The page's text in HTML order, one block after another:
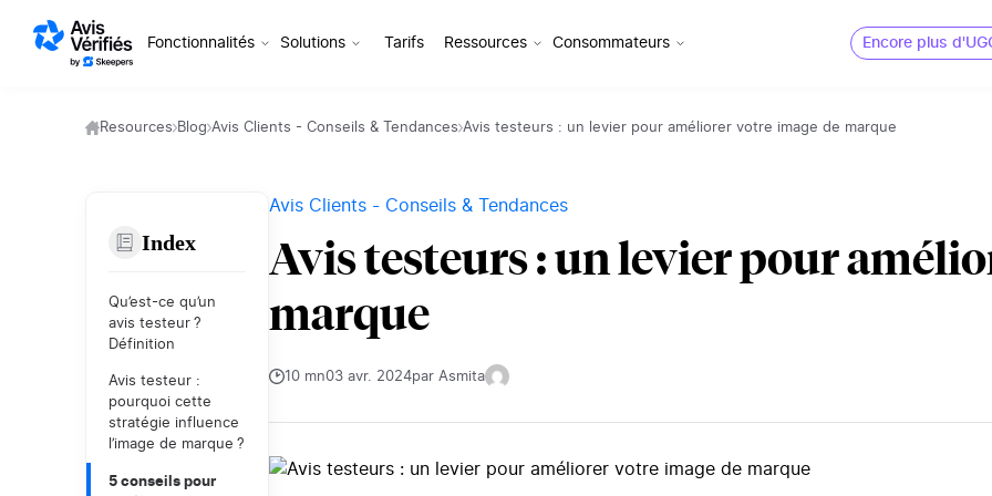
Fonctionnalités Solutions Tarifs Ressources Consommateurs Encore plus
Resources Blog Avis Clients - Conseils & Tendances Avis testeurs : un levier pour améliorer votre image de marque
Index
Qu’est-ce qu’un
avis testeur ?
Définition
Avis testeur :
pourquoi cette
stratégie influence
l’image de marque ?
5 conseils pour
Avis Clients - Conseils & Tendances
Avis testeurs : un levier pour
marque
10 mn03 avr. 2024par Asmita